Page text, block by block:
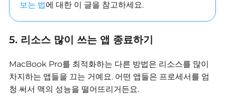
보는 법에 대한 이 글을 참고하세요.
5. 리소스 많이 쓰는 앱 종료하기
MacBook Pro를 최적화하는 다른 방법은 리소스를 많이
차지하는 앱들을 끄는 거예요. 어떤 앱들은 프로세서를 엄
청 써서 맥의 성능을 떨어뜨리거든요.